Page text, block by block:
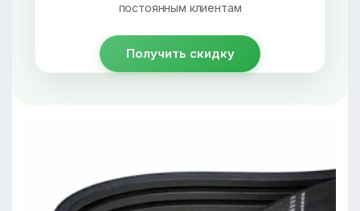
постоянным клиентам
Получить скидку